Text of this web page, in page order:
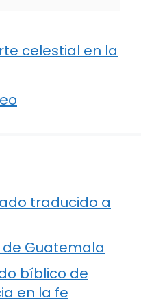
celestial en la
traducido a
de Guatemala
bíblico de
en la fe